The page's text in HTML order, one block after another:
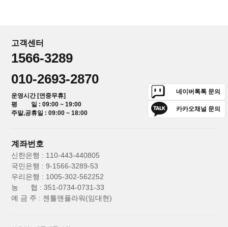
고객센터
1566-3289
010-2693-2870
운영시간 [연중무휴]
평 일 : 09:00 ~ 19:00
주말,공휴일 : 09:00 ~ 18:00
네이버톡톡 문의
카카오채널 문의
계좌번호
신한은행 : 110-443-440805
국민은행 : 9-1566-3289-53
우리은행 : 1005-302-562252
농 협 : 351-0734-0731-33
예 금 주 : 젠틀맨플라워(임대현)